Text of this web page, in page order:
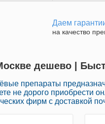
Даем
на качество
дешево |
препараты
не дорого приобрести
фирм с доставкой